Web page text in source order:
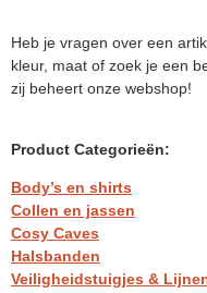
Heb je vragen over een
kleur, maat of zoek je een
zij beheert onze webshop!
Product Categorieën:
Body’s en shirts
Collen en jassen
Cosy Caves
Halsbanden
Veiligheidstuigjes &